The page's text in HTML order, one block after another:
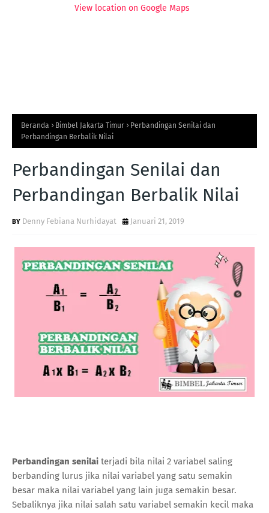
View location on Google Maps
Beranda Bimbel Jakarta Timur
Perbandingan Senilai dan
Perbandingan Berbalik Nilai
Perbandingan Senilai dan
Perbandingan Berbalik Nilai
Denny Febiana Nurhidayat Januari 21, 2019
Perbandingan senilai terjadi bila nilai 2 variabel saling
berbanding lurus jika nilai variabel yang satu semakin
besar maka nilai variabel yang lain juga semakin besar.
Sebaliknya jika nilai salah satu variabel semakin kecil maka